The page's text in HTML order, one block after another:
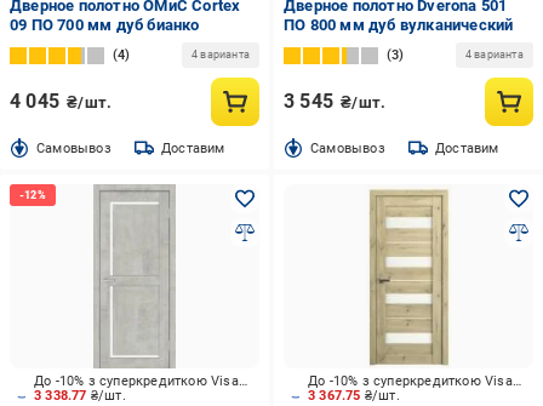
Дверное полотно ОМиС Cortex
09 ПО 700 мм дуб бианко
4 4 варианта
4 045 ₴/шт.
Cамовывоз Доставим
Дверное полотно Dverona 501
ПО 800 мм дуб вулканический
3 4 варианта
3 545 ₴/шт.
Cамовывоз Доставим
3 338.77 ₴/шт.
До -10% з суперкредиткою Visa Вигода
3 367.75 ₴/шт.
До -10% з суперкредиткою Visa Вигода